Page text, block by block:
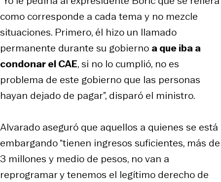
como corresponde a cada tema y no mezcle
situaciones. Primero, él hizo un llamado
permanente durante su gobierno a que iba a
condonar el CAE, si no lo cumplió, no es
problema de este gobierno que las personas
hayan dejado de pagar”, disparó el ministro.
Alvarado aseguró que aquellos a quienes se está
embargando “tienen ingresos suficientes, más de
3 millones y medio de pesos, no van a
reprogramar y tenemos el legítimo derecho de